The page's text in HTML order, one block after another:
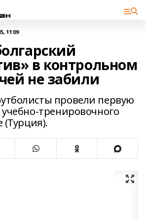
11:09
в контрольном
не забили
провели первую
тренировочного
(Турция).